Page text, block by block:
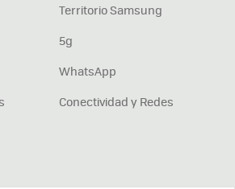
Territorio Samsung
5g
WhatsApp
Conectividad y Redes